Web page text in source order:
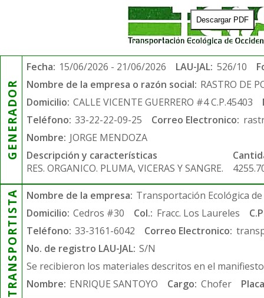
Descargar PDF
GENERADOR
Fecha: 15/06/2026 - 21/06/2026 LAU-JAL: 526/10
Nombre de la empresa o razón social: RASTRO DE
Domicilio: CALLE VICENTE GUERRERO #4 C.P.45403
Teléfono: 33-22-22-09-25 Correo Electronico:
Nombre: JORGE MENDOZA
Descripción y características
RES. ORGANICO. PLUMA, VICERAS Y SANGRE.
TRANSPORTISTA Nombre de la empresa: Transportación Ecológica de
Domicilio: Cedros #30 Col.: Fracc. Los Laureles
Teléfono: 33-3161-6042 Correo Electronico:
No. de registro LAU-JAL: S/N
Se recibieron los materiales descritos en el
Nombre: ENRIQUE SANTOYO Cargo: Chofer